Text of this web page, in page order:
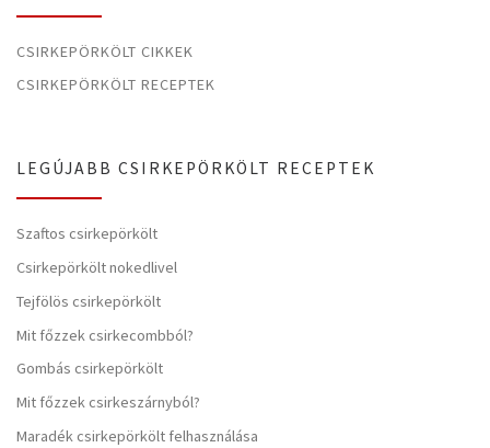
CSIRKEPÖRKÖLT CIKKEK
CSIRKEPÖRKÖLT RECEPTEK
LEGÚJABB CSIRKEPÖRKÖLT RECEPTEK
Szaftos csirkepörkölt
Csirkepörkölt nokedlivel
Tejfölös csirkepörkölt
Mit főzzek csirkecombból?
Gombás csirkepörkölt
Mit főzzek csirkeszárnyból?
Maradék csirkepörkölt felhasználása